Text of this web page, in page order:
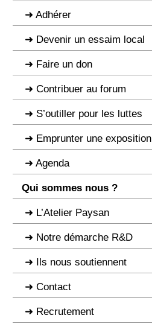
Adhérer
Devenir un essaim local
Faire un don
Contribuer au forum
S’outiller pour les luttes
Emprunter une exposition
Agenda
Qui sommes nous ?
L’Atelier Paysan
Notre démarche R&D
Ils nous soutiennent
Contact
Recrutement